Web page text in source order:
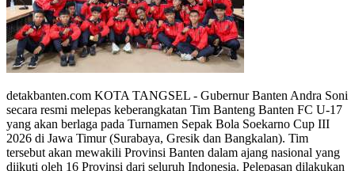
detakbanten.com KOTA TANGSEL - Gubernur Banten Andra Soni
secara resmi melepas keberangkatan Tim Banteng Banten FC U-17
yang akan berlaga pada Turnamen Sepak Bola Soekarno Cup III
2026 di Jawa Timur (Surabaya, Gresik dan Bangkalan). Tim
tersebut akan mewakili Provinsi Banten dalam ajang nasional yang
diikuti oleh 16 Provinsi dari seluruh Indonesia. Pelepasan dilakukan